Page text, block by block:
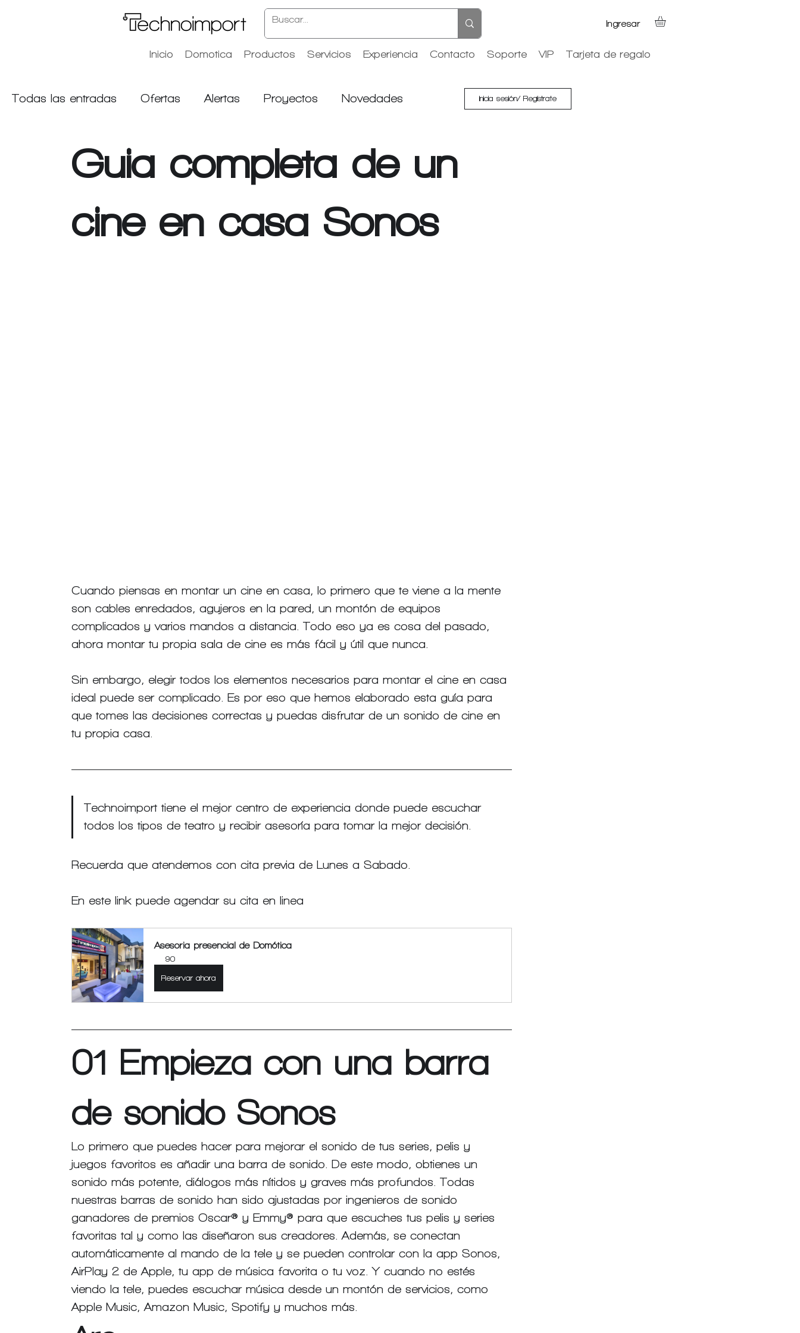
Ingresar
Inicio Domotica Productos Servicios Experiencia Contacto Soporte VIP Tarjeta de regalo
Todas las entradas Ofertas Alertas Proyectos Novedades
Home page
Inicia sesión/ Regístrate
Guia completa de un
cine en casa Sonos
Cuando piensas en montar un cine en casa, lo primero que te viene a la mente
son cables enredados, agujeros en la pared, un montón de equipos
complicados y varios mandos a distancia. Todo eso ya es cosa del pasado,
ahora montar tu propia sala de cine es más fácil y útil que nunca.
Sin embargo, elegir todos los elementos necesarios para montar el cine en casa
ideal puede ser complicado. Es por eso que hemos elaborado esta guía para
que tomes las decisiones correctas y puedas disfrutar de un sonido de cine en
tu propia casa.
Technoimport tiene el mejor centro de experiencia donde puede escuchar
todos los tipos de teatro y recibir asesoría para tomar la mejor decisión.
Recuerda que atendemos con cita previa de Lunes a Sabado.
En este link puede agendar su cita en linea
Asesoria presencial de Domótica
90
Reservar ahora
01 Empieza con una barra
de sonido Sonos
Lo primero que puedes hacer para mejorar el sonido de tus series, pelis y
juegos favoritos es añadir una barra de sonido. De este modo, obtienes un
sonido más potente, diálogos más nítidos y graves más profundos. Todas
nuestras barras de sonido han sido ajustadas por ingenieros de sonido
ganadores de premios Oscar® y Emmy® para que escuches tus pelis y series
favoritas tal y como las diseñaron sus creadores. Además, se conectan
automáticamente al mando de la tele y se pueden controlar con la app Sonos,
AirPlay 2 de Apple, tu app de música favorita o tu voz. Y cuando no estés
viendo la tele, puedes escuchar música desde un montón de servicios, como
Apple Music, Amazon Music, Spotify y muchos más.